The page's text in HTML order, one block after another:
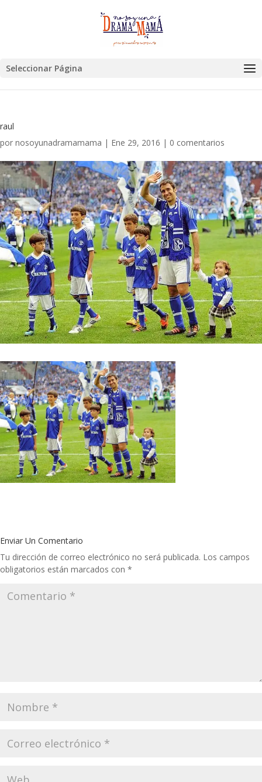
Seleccionar Página
raul
por nosoyunadramamama | Ene 29, 2016 | 0 comentarios
Enviar Un Comentario
Tu dirección de correo electrónico no será publicada. Los campos
obligatorios están marcados con *